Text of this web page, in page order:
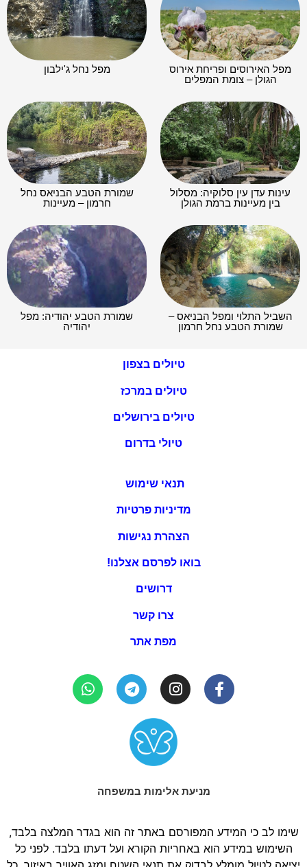
מפל האירוסים ופריחת אירוס
הגולן – צומת המפלים
מפל נחל ג'ילבון
עינות עדן עין סלוקיה: מסלול
בין מעיינות ברמת הגולן
שמורת הטבע הבניאס נחל
חרמון – מעיינות
השביל התלוי ומפל הבניאס –
שמורת הטבע נחל חרמון
שמורת הטבע יהודיה: מפל
יהודיה
טיולים בצפון
טיולים במרכז
טיולים בירושלים
טיולי בדרום
תנאי שימוש
מדיניות פרטיות
הצהרת נגישות
בואו לפרסם אצלנו!
דרושים
צרו קשר
מפת אתר
מניעת אלימות במשפחה
שימו לב כי המידע המפורסם באתר זה הוא בגדר המלצה בלבד,
השימוש במידע הוא באחריות הקורא ועל דעתו בלבד. לפני כל